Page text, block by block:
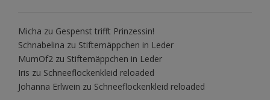
Micha zu Gespenst trifft Prinzessin!
Schnabelina zu Stiftemäppchen in Leder
MumOf2 zu Stiftemäppchen in Leder
Iris zu Schneeflockenkleid reloaded
Johanna Erlwein zu Schneeflockenkleid reloaded